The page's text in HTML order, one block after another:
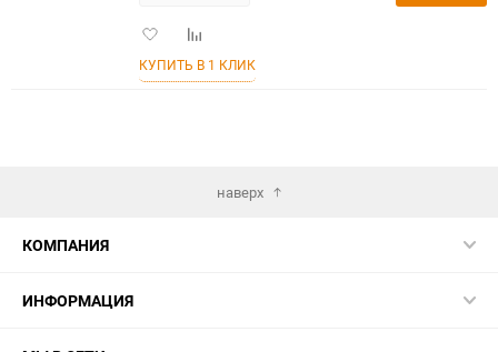
Добавить
избранное
Добавить
сравнению
КУПИТЬ В 1 КЛИК
наверх
КОМПАНИЯ
ИНФОРМАЦИЯ